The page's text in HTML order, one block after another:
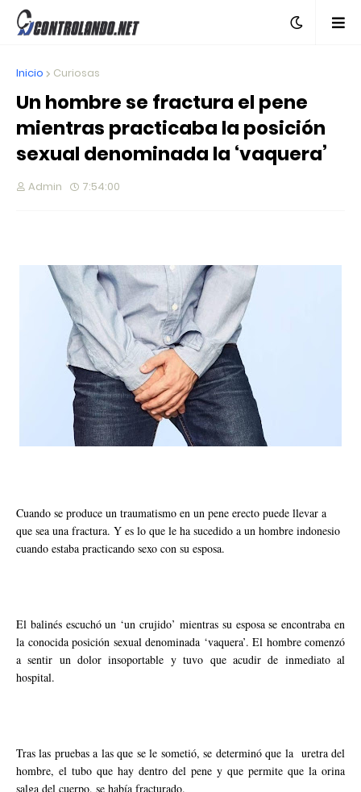
Inicio Curiosas
Un hombre se fractura el pene
mientras practicaba la posición
sexual denominada la ‘vaquera’
Admin 7:54:00
Cuando se produce un traumatismo en un pene erecto puede llevar a
que sea una fractura. Y es lo que le ha sucedido a un hombre indonesio
cuando estaba practicando sexo con su esposa.
El balinés escuchó un ‘un crujido’ mientras su esposa se encontraba en
la conocida posición sexual denominada ‘vaquera’. El hombre comenzó
a sentir un dolor insoportable y tuvo que acudir de inmediato al
hospital.
Tras las pruebas a las que se le sometió, se determinó que la uretra del
hombre, el tubo que hay dentro del pene y que permite que la orina
salga del cuerpo, se había fracturado.